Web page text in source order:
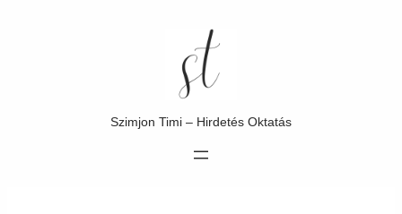
Szimjon Timi – Hirdetés Oktatás